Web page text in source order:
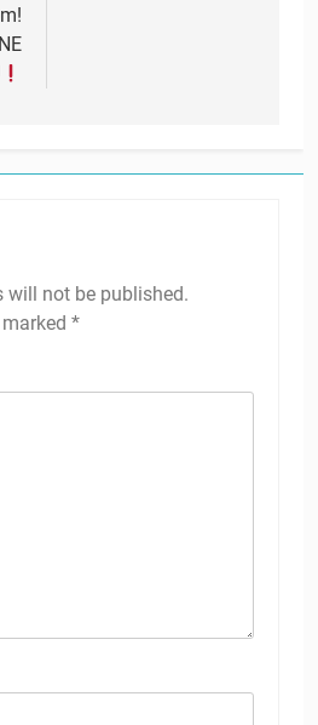
will not be published.
*